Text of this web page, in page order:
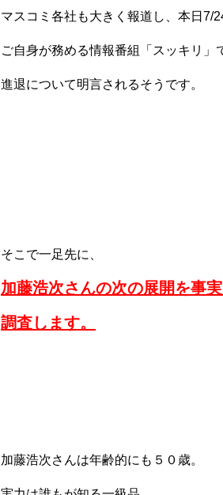
マスコミ各社も大きく報道し、本日7/
ご自身が務める情報番組「スッキリ」
進退について明言されるそうです。
そこで一足先に、
加藤浩次さんの次の展開を事
調査します。
加藤浩次さんは年齢的にも５０歳。